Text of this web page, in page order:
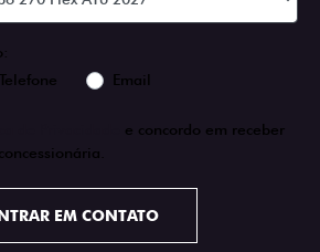
Telefone Email
e concordo em receber
EM CONTATO